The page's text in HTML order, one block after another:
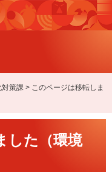
対策課 > このページは移転しま
した（環境